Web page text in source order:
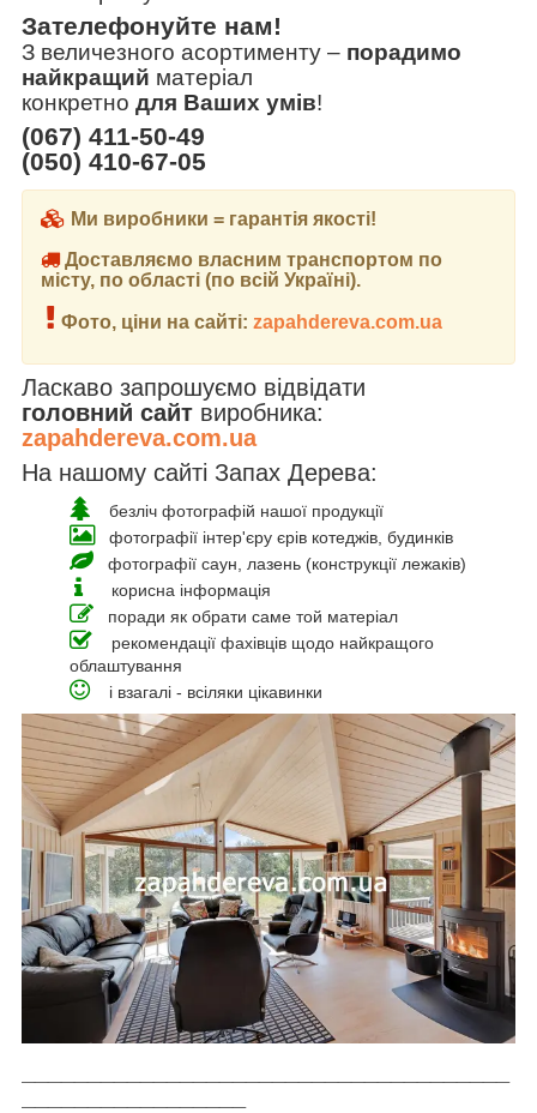
Зателефонуйте нам!
З величезного асортименту – порадимо
найкращий матеріал
конкретно для Ваших умів!
(067) 411-50-49
(050) 410-67-05
Ми виробники = гарантія якості!
Доставляємо власним транспортом по
місту, по області (по всій Україні).
Фото, ціни на сайті: zapahdereva.com.ua
Ласкаво запрошуємо відвідати
головний сайт виробника:
zapahdereva.com.ua
На нашому сайті Запах Дерева:
безліч фотографій нашої продукції
фотографії інтер'єру єрів котеджів, будинків
фотографії саун, лазень (конструкції лежаків)
корисна інформація
поради як обрати саме той матеріал
рекомендації фахівців щодо найкращого
облаштування
і взагалі - всіляки цікавинки